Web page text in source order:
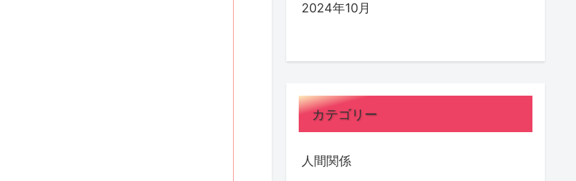
2024年10月
カテゴリー
人間関係